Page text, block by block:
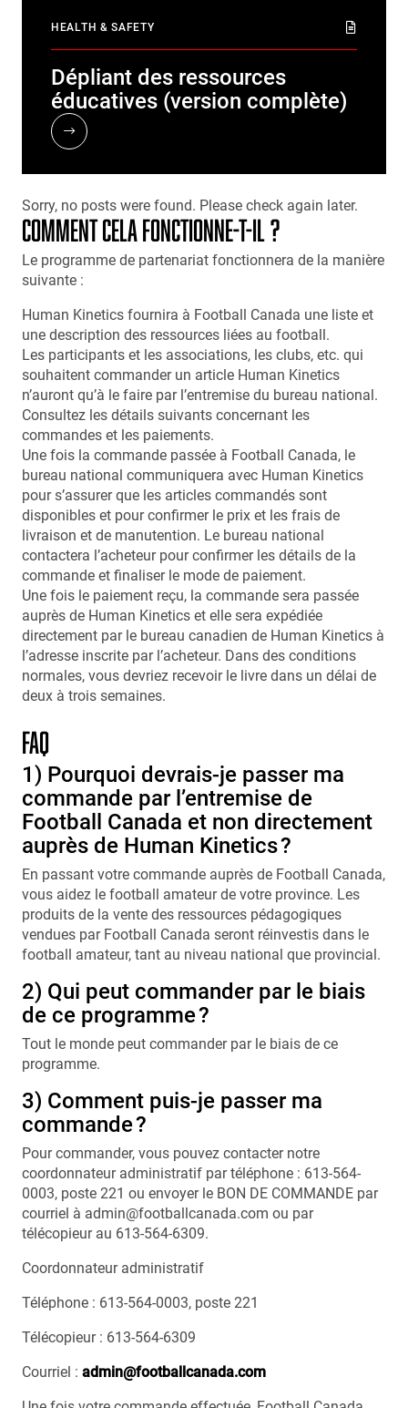
HEALTH & SAFETY
Dépliant des ressources
éducatives (version complète)
Sorry, no posts were found. Please check again later.
COMMENT CELA FONCTIONNE-T-IL ?
Le programme de partenariat fonctionnera de la manière
suivante :
Human Kinetics fournira à Football Canada une liste et
une description des ressources liées au football.
Les participants et les associations, les clubs, etc. qui
souhaitent commander un article Human Kinetics
n’auront qu’à le faire par l’entremise du bureau national.
Consultez les détails suivants concernant les
commandes et les paiements.
Une fois la commande passée à Football Canada, le
bureau national communiquera avec Human Kinetics
pour s’assurer que les articles commandés sont
disponibles et pour confirmer le prix et les frais de
livraison et de manutention. Le bureau national
contactera l’acheteur pour confirmer les détails de la
commande et finaliser le mode de paiement.
Une fois le paiement reçu, la commande sera passée
auprès de Human Kinetics et elle sera expédiée
directement par le bureau canadien de Human Kinetics à
l’adresse inscrite par l’acheteur. Dans des conditions
normales, vous devriez recevoir le livre dans un délai de
deux à trois semaines.
FAQ
1) Pourquoi devrais-je passer ma
commande par l’entremise de
Football Canada et non directement
auprès de Human Kinetics ?
En passant votre commande auprès de Football Canada,
vous aidez le football amateur de votre province. Les
produits de la vente des ressources pédagogiques
vendues par Football Canada seront réinvestis dans le
football amateur, tant au niveau national que provincial.
2) Qui peut commander par le biais
de ce programme ?
Tout le monde peut commander par le biais de ce
programme.
3) Comment puis-je passer ma
commande ?
Pour commander, vous pouvez contacter notre
coordonnateur administratif par téléphone : 613-564-
0003, poste 221 ou envoyer le BON DE COMMANDE par
courriel à admin@footballcanada.com ou par
télécopieur au 613-564-6309.
Coordonnateur administratif
Téléphone : 613-564-0003, poste 221
Télécopieur : 613-564-6309
Courriel : admin@footballcanada.com